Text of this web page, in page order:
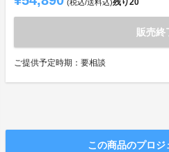
(税込/送料込)残り20
販売終
ご提供予定時期：要相談
この商品のプロジ